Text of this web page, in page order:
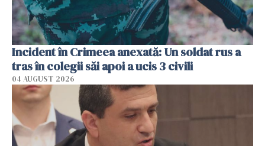
Incident în Crimeea anexată: Un soldat rus a
tras în colegii săi apoi a ucis 3 civili
04 AUGUST 2026